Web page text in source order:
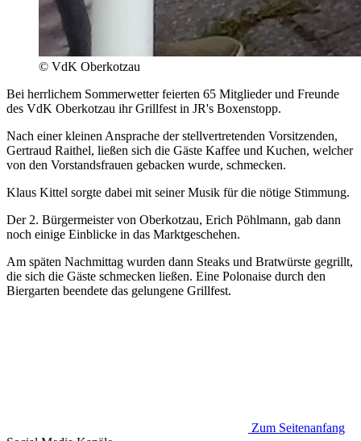
© VdK Oberkotzau
Bei herrlichem Sommerwetter feierten 65 Mitglieder und Freunde
des VdK Oberkotzau ihr Grillfest in JR's Boxenstopp.
Nach einer kleinen Ansprache der stellvertretenden Vorsitzenden,
Gertraud Raithel, ließen sich die Gäste Kaffee und Kuchen, welcher
von den Vorstandsfrauen gebacken wurde, schmecken.
Klaus Kittel sorgte dabei mit seiner Musik für die nötige Stimmung.
Der 2. Bürgermeister von Oberkotzau, Erich Pöhlmann, gab dann
noch einige Einblicke in das Marktgeschehen.
Am späten Nachmittag wurden dann Steaks und Bratwürste gegrillt,
die sich die Gäste schmecken ließen. Eine Polonaise durch den
Biergarten beendete das gelungene Grillfest.
Zum Seitenanfang